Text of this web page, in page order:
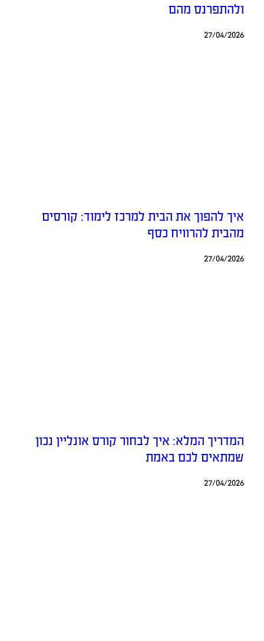
ולהתפרנס מהם
27/04/2026
איך להפוך את הבית למרכז לימוד: קורסים
מהבית להרוויח כסף
27/04/2026
המדריך המלא: איך לבחור קורס אונליין נכון
שמתאים לכם באמת
27/04/2026